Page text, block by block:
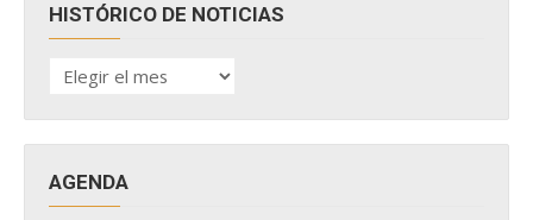
HISTÓRICO DE NOTICIAS
HISTÓRICO
DE
AGENDA